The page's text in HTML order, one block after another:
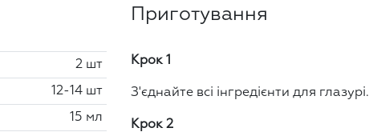
2 шт
12-14 шт
15 мл
Приготування
Крок 1
З'єднайте всі інгредієнти для глазурі.
Крок 2